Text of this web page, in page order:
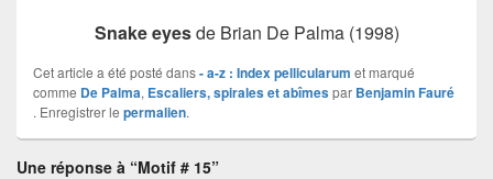
Snake eyesde Brian De Palma (1998)
Cet article a été posté dans- a-z : Index pellicularum et marqué
comme De Palma, Escaliers, spirales et abîmespar Benjamin Fauré
. Enregistrer le permalien.
Une réponse à “Motif # 15”